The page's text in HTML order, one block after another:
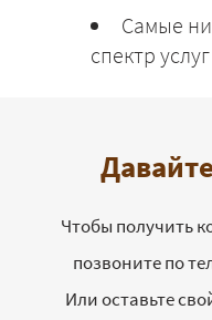
Самые
спектр услуг
Чтобы получить
позвоните по
Или оставьте